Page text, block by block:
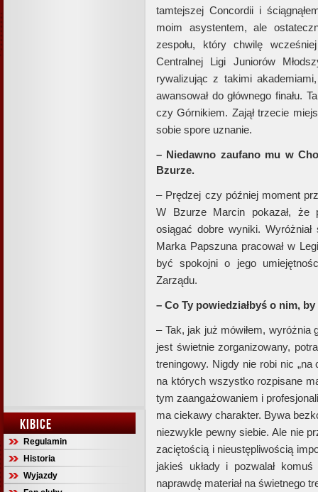
KIBICE
Regulamin
Historia
Wyjazdy
tamtejszej Concordii i
moim asystentem, ale
zespołu, który chwilę
Centralnej Ligi Juniorów
rywalizując z takimi
awansował do głównego finału.
czy Górnikiem. Zajął trzecie
sobie spore uznanie.
– Niedawno zaufano mu w
Bzurze.
– Prędzej czy później moment
W Bzurze Marcin pokazał, że
osiągać dobre wyniki.
Marka Papszuna pracował w
być spokojni o jego
Zarządu.
– Co Ty powiedziałbyś o nim,
– Tak, jak już mówiłem, wyróżnia
jest świetnie zorganizowany,
treningowy. Nigdy nie robi nic
na których wszystko rozpisane
tym zaangażowaniem i
ma ciekawy charakter. Bywa
niezwykle pewny siebie. Ale nie
zaciętością i nieustępliwością
jakieś układy i pozwalał
naprawdę materiał na świetnego